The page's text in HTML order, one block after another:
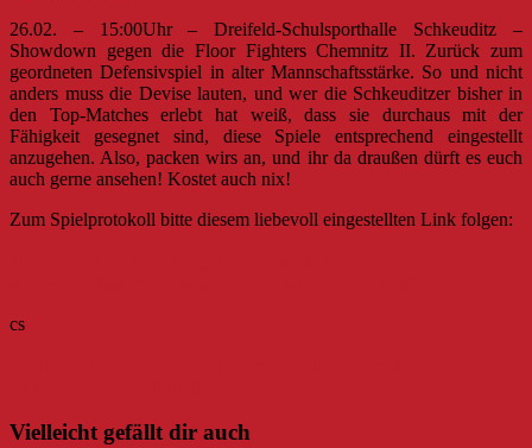
26.02. – 15:00Uhr – Dreifeld-Schulsporthalle Schkeuditz –
Showdown gegen die Floor Fighters Chemnitz II. Zurück zum
geordneten Defensivspiel in alter Mannschaftsstärke. So und nicht
anders muss die Devise lauten, und wer die Schkeuditzer bisher in
den Top-Matches erlebt hat weiß, dass sie durchaus mit der
Fähigkeit gesegnet sind, diese Spiele entsprechend eingestellt
anzugehen. Also, packen wirs an, und ihr da draußen dürft es euch
auch gerne ansehen! Kostet auch nix!
Zum Spielprotokoll bitte diesem liebevoll eingestellten Link folgen:
cs
Vielleicht gefällt dir auch